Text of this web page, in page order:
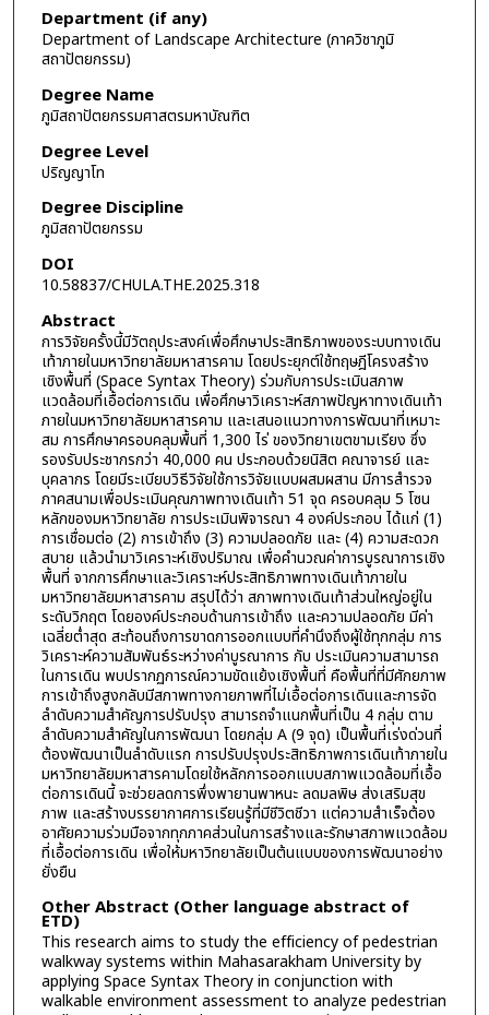
Department (if any)
Department of Landscape Architecture (ภาควิชาภูมิ
สถาปัตยกรรม)
Degree Name
ภูมิสถาปัตยกรรมศาสตรมหาบัณฑิต
Degree Level
ปริญญาโท
Degree Discipline
ภูมิสถาปัตยกรรม
DOI
10.58837/CHULA.THE.2025.318
Abstract
การวิจัยครั้งนี้มีวัตถุประสงค์เพื่อศึกษาประสิทธิภาพของระบบทางเดิน
เท้าภายในมหาวิทยาลัยมหาสารคาม โดยประยุกต์ใช้ทฤษฎีโครงสร้าง
เชิงพื้นที่ (Space Syntax Theory) ร่วมกับการประเมินสภาพ
แวดล้อมที่เอื้อต่อการเดิน เพื่อศึกษาวิเคราะห์สภาพปัญหาทางเดินเท้า
ภายในมหาวิทยาลัยมหาสารคาม และเสนอแนวทางการพัฒนาที่เหมาะ
สม การศึกษาครอบคลุมพื้นที่ 1,300 ไร่ ของวิทยาเขตขามเรียง ซึ่ง
รองรับประชากรกว่า 40,000 คน ประกอบด้วยนิสิต คณาจารย์ และ
บุคลากร โดยมีระเบียบวิธีวิจัยใช้การวิจัยแบบผสมผสาน มีการสำรวจ
ภาคสนามเพื่อประเมินคุณภาพทางเดินเท้า 51 จุด ครอบคลุม 5 โซน
หลักของมหาวิทยาลัย การประเมินพิจารณา 4 องค์ประกอบ ได้แก่ (1)
การเชื่อมต่อ (2) การเข้าถึง (3) ความปลอดภัย และ (4) ความสะดวก
สบาย แล้วนำมาวิเคราะห์เชิงปริมาณ เพื่อคำนวณค่าการบูรณาการเชิง
พื้นที่ จากการศึกษาและวิเคราะห์ประสิทธิภาพทางเดินเท้าภายใน
มหาวิทยาลัยมหาสารคาม สรุปได้ว่า สภาพทางเดินเท้าส่วนใหญ่อยู่ใน
ระดับวิกฤต โดยองค์ประกอบด้านการเข้าถึง และความปลอดภัย มีค่า
เฉลี่ยต่ำสุด สะท้อนถึงการขาดการออกแบบที่คำนึงถึงผู้ใช้ทุกกลุ่ม การ
วิเคราะห์ความสัมพันธ์ระหว่างค่าบูรณาการ กับ ประเมินความสามารถ
ในการเดิน พบปรากฏการณ์ความขัดแย้งเชิงพื้นที่ คือพื้นที่ที่มีศักยภาพ
การเข้าถึงสูงกลับมีสภาพทางกายภาพที่ไม่เอื้อต่อการเดินและการจัด
ลำดับความสำคัญการปรับปรุง สามารถจำแนกพื้นที่เป็น 4 กลุ่ม ตาม
ลำดับความสำคัญในการพัฒนา โดยกลุ่ม A (9 จุด) เป็นพื้นที่เร่งด่วนที่
ต้องพัฒนาเป็นลำดับแรก การปรับปรุงประสิทธิภาพการเดินเท้าภายใน
มหาวิทยาลัยมหาสารคามโดยใช้หลักการออกแบบสภาพแวดล้อมที่เอื้อ
ต่อการเดินนี้ จะช่วยลดการพึ่งพายานพาหนะ ลดมลพิษ ส่งเสริมสุข
ภาพ และสร้างบรรยากาศการเรียนรู้ที่มีชีวิตชีวา แต่ความสำเร็จต้อง
อาศัยความร่วมมือจากทุกภาคส่วนในการสร้างและรักษาสภาพแวดล้อม
ที่เอื้อต่อการเดิน เพื่อให้มหาวิทยาลัยเป็นต้นแบบของการพัฒนาอย่าง
ยั่งยืน
Other Abstract (Other language abstract of
ETD)
This research aims to study the efficiency of pedestrian
walkway systems within Mahasarakham University by
applying Space Syntax Theory in conjunction with
walkable environment assessment to analyze pedestrian